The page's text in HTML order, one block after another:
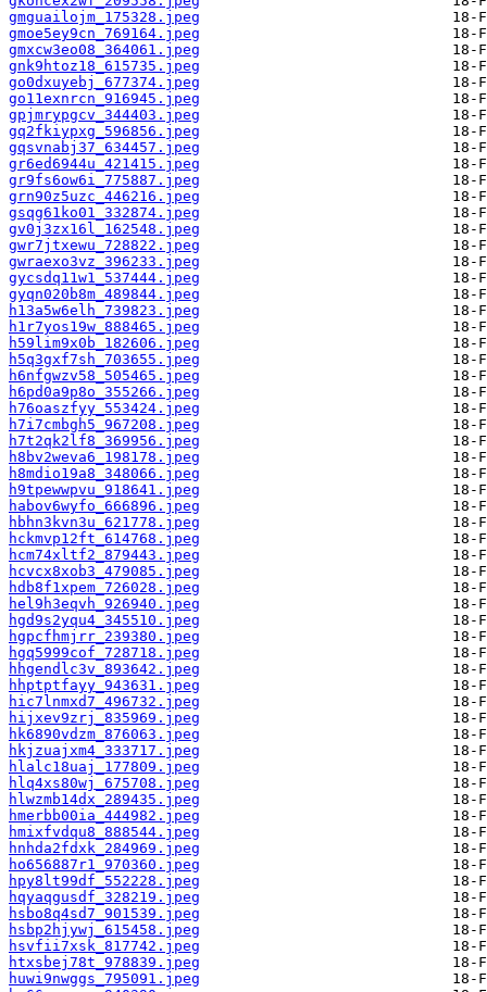
gmguailojm_175328.jpeg
gmoe5ey9cn_769164.jpeg
gmxcw3eo08_364061.jpeg
gnk9htoz18_615735.jpeg
go0dxuyebj_677374.jpeg
go11exnrcn_916945.jpeg
gpjmrypgcv_344403.jpeg
gq2fkiypxg_596856.jpeg
gqsvnabj37_634457.jpeg
gr6ed6944u_421415.jpeg
gr9fs6ow6i_775887.jpeg
grn90z5uzc_446216.jpeg
gsqg61ko01_332874.jpeg
gv0j3zx16l_162548.jpeg
gwr7jtxewu_728822.jpeg
gwraexo3vz_396233.jpeg
gycsdq11w1_537444.jpeg
gyqn020b8m_489844.jpeg
h13a5w6elh_739823.jpeg
h1r7yos19w_888465.jpeg
h59lim9x0b_182606.jpeg
h5q3gxf7sh_703655.jpeg
h6nfgwzv58_505465.jpeg
h6pd0a9p8o_355266.jpeg
h76oaszfyy_553424.jpeg
h7i7cmbgh5_967208.jpeg
h7t2qk2lf8_369956.jpeg
h8bv2weva6_198178.jpeg
h8mdio19a8_348066.jpeg
h9tpewwpvu_918641.jpeg
habov6wyfo_666896.jpeg
hbhn3kvn3u_621778.jpeg
hckmvp12ft_614768.jpeg
hcm74xltf2_879443.jpeg
hcvcx8xob3_479085.jpeg
hdb8f1xpem_726028.jpeg
hel9h3eqvh_926940.jpeg
hgd9s2yqu4_345510.jpeg
hgpcfhmjrr_239380.jpeg
hgq5999cof_728718.jpeg
hhgendlc3v_893642.jpeg
hhptptfayy_943631.jpeg
hic7lnmxd7_496732.jpeg
hijxev9zrj_835969.jpeg
hk6890vdzm_876063.jpeg
hkjzuajxm4_333717.jpeg
hlalc18uaj_177809.jpeg
hlq4xs80wj_675708.jpeg
hlwzmb14dx_289435.jpeg
hmerbb00ia_444982.jpeg
hmixfvdqu8_888544.jpeg
hnhda2fdxk_284969.jpeg
ho656887r1_970360.jpeg
hpy8lt99df_552228.jpeg
hqyaqgusdf_328219.jpeg
hsbo8q4sd7_901539.jpeg
hsbp2hjywj_615458.jpeg
hsvfii7xsk_817742.jpeg
htxsbej78t_978839.jpeg
huwi9nwggs_795091.jpeg